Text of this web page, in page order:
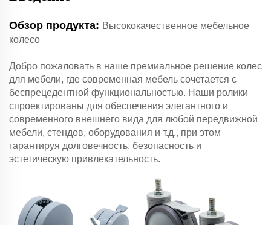
Обзор продукта: Высококачественное мебельное
колесо
Добро пожаловать в наше премиальное решение колес
для мебели, где современная мебель сочетается с
беспрецедентной функциональностью. Наши ролики
спроектированы для обеспечения элегантного и
современного внешнего вида для любой передвижной
мебели, стендов, оборудования и т.д., при этом
гарантируя долговечность, безопасность и
эстетическую привлекательность.